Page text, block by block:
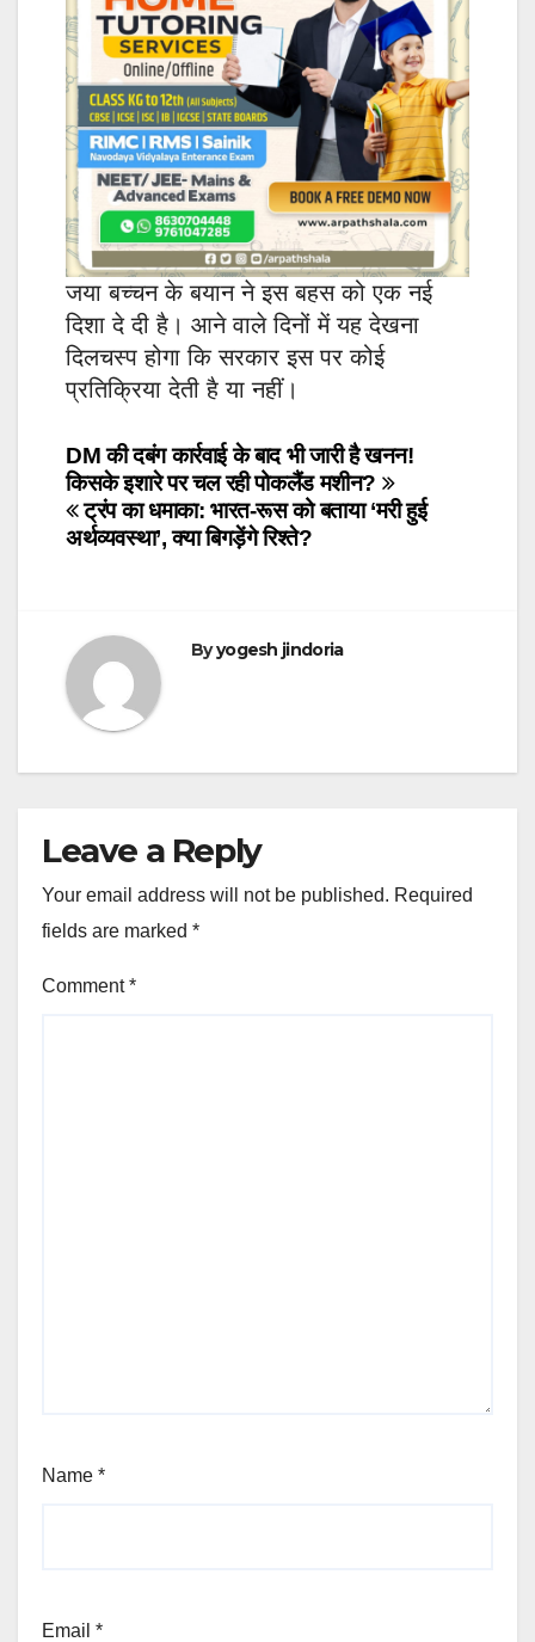
जया बच्चन के बयान ने इस बहस को एक नई
दिशा दे दी है। आने वाले दिनों में यह देखना
दिलचस्प होगा कि सरकार इस पर कोई
प्रतिक्रिया देती है या नहीं।
Post
navigation
DM की दबंग कार्रवाई के बाद भी जारी है खनन!
किसके इशारे पर चल रही पोकलैंड मशीन?
ट्रंप का धमाका: भारत-रूस को बताया ‘मरी हुई
अर्थव्यवस्था’, क्या बिगड़ेंगे रिश्ते?
Byyogesh jindoria
Leave a Reply
Your email address will not be published. Required
fields are marked *
Comment*
Name *
Email *